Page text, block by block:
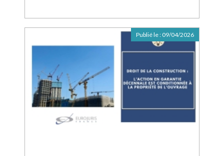
Publié le : 09/04/2026